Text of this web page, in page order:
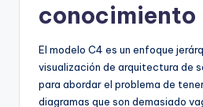
conocimiento
El modelo C4 es un enfoque
visualización de arquitectura de
para abordar el problema de
diagramas que son demasiado